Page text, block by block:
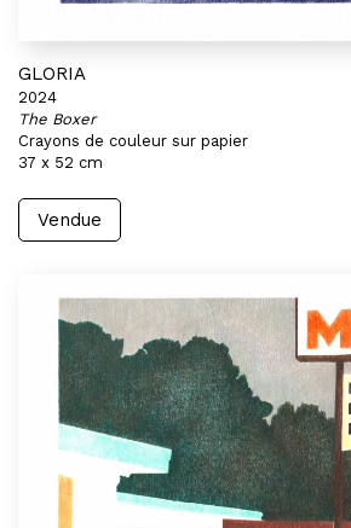
GLORIA
2024
The Boxer
Crayons de couleur sur papier
37 x 52 cm
Vendue